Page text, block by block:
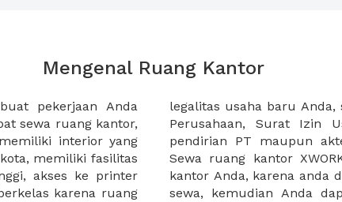
Mengenal Ruang Kantor
pekerjaan Anda
sewa ruang kantor,
interior yang
memiliki fasilitas
akses ke printer
karena ruang
Tanda Domisili
dan atau akte
untuk usaha Anda.
proses sewa
yang akan anda
mengunjungi calon